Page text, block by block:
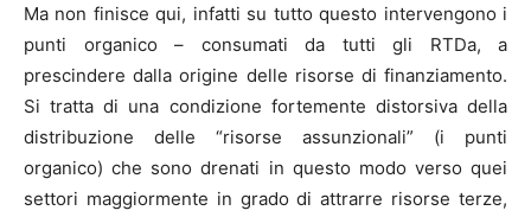
Ma non finisce qui, infatti su tutto questo intervengono i
punti organico – consumati da tutti gli RTDa, a
prescindere dalla origine delle risorse di finanziamento.
Si tratta di una condizione fortemente distorsiva della
distribuzione delle “risorse assunzionali” (i punti
organico) che sono drenati in questo modo verso quei
settori maggiormente in grado di attrarre risorse terze,